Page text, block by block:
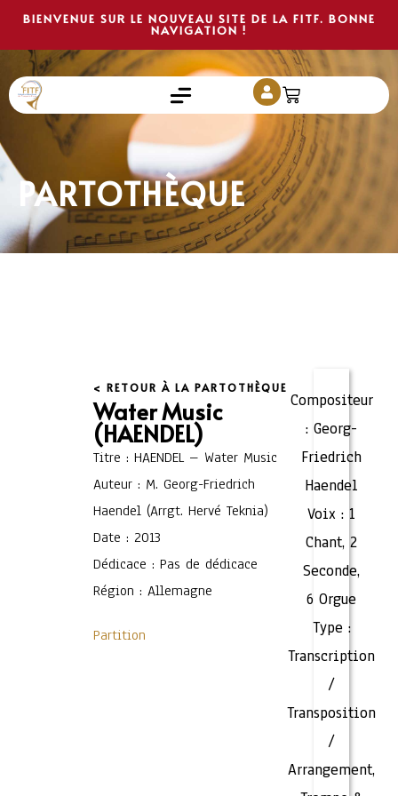
BIENVENUE SUR LE NOUVEAU SITE DE LA FITF. BONNE
NAVIGATION !
PARTOTHÈQUE
< RETOUR À LA PARTOTHÈQUE
Water Music
(HAENDEL)
Titre : HAENDEL – Water Music
Auteur : M. Georg-Friedrich
Haendel (Arrgt. Hervé Teknia)
Date : 2013
Dédicace : Pas de dédicace
Région : Allemagne
Partition
Compositeur
: Georg-
Friedrich
Haendel
Voix : 1
Chant,2
Seconde,
6 Orgue
Type :
Transcription
/
Transposition
/
Arrangement,